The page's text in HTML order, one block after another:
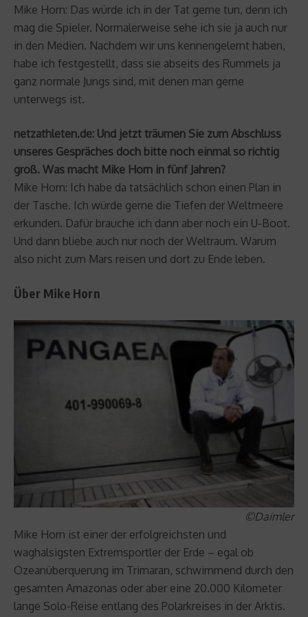
Mike Horn: Das würde ich in der Tat gerne tun, denn ich
mag die Spieler. Normalerweise sehe ich sie ja auch nur
in den Medien. Nachdem wir uns kennengelernt haben,
habe ich festgestellt, dass sie abseits des Rummels ja
ganz normale Jungs sind, mit denen man gerne
unterwegs ist.
netzathleten.de: Und jetzt träumen Sie zum Abschluss
unseres Gespräches doch bitte noch einmal so richtig
groß. Was macht Mike Horn in fünf Jahren?
Mike Horn: Ich habe da tatsächlich schon einen Plan in
der Tasche. Ich würde gerne die Tiefen der Weltmeere
erkunden. Dafür brauche ich dann aber noch ein U-Boot.
Und dann bliebe auch nur noch der Weltraum. Warum
also nicht zum Mars reisen und dort zu Ende leben.
Über Mike Horn
©Daimler
Mike Horn ist einer der erfolgreichsten und
waghalsigsten Extremsportler der Erde – egal ob
Ozeanüberquerung im Trimaran, schwimmend durch den
gesamten Amazonas oder aber eine 20.000 Kilometer
lange Solo-Reise entlang des Polarkreises in der Arktis.